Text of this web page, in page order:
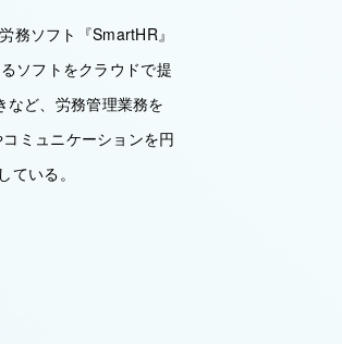
務ソフト『SmartHR』
ソフトをクラウドで提
ど、労務管理業務を
ミュニケーションを円
いる。